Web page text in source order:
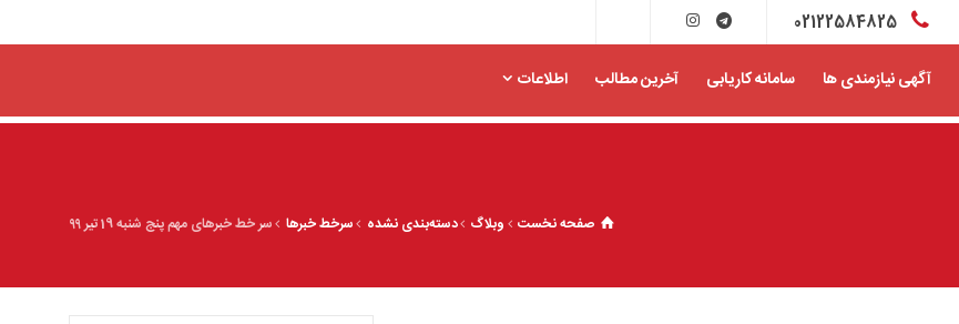
02122584825
آگهی نیازمندی ها سامانه کاریابی آخرین مطالب اطلاعات
صفحه نخست وبلاگ دسته‌بندی نشده سرخط خبرها سر خط خبرهای مهم پنج شنبه 19 تیر ۹۹